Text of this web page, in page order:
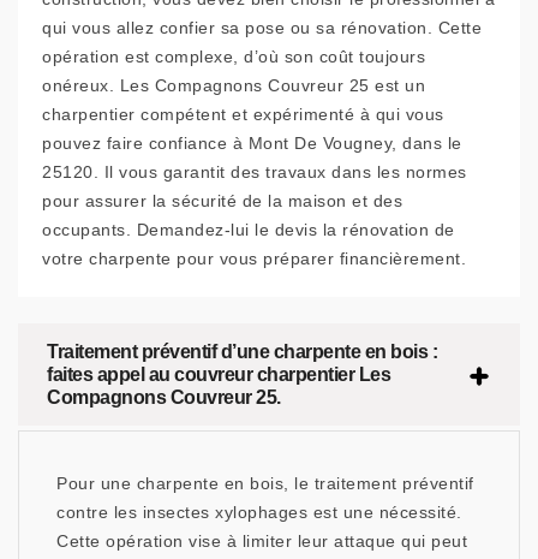
qui vous allez confier sa pose ou sa rénovation. Cette
opération est complexe, d’où son coût toujours
onéreux. Les Compagnons Couvreur 25 est un
charpentier compétent et expérimenté à qui vous
pouvez faire confiance à Mont De Vougney, dans le
25120. Il vous garantit des travaux dans les normes
pour assurer la sécurité de la maison et des
occupants. Demandez-lui le devis la rénovation de
votre charpente pour vous préparer financièrement.
Traitement préventif d’une charpente en bois :
faites appel au couvreur charpentier Les
Compagnons Couvreur 25.
Pour une charpente en bois, le traitement préventif
contre les insectes xylophages est une nécessité.
Cette opération vise à limiter leur attaque qui peut